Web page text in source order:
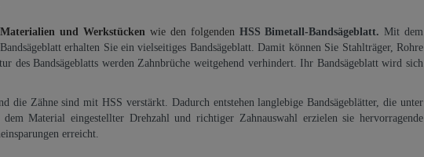
und Werkstücken wie den folgenden HSS Bimetall-Bandsägeblatt. Mit dem
erhalten Sie ein vielseitiges Bandsägeblatt. Damit können Sie Stahlträger, Rohre
des Bandsägeblatts werden Zahnbrüche weitgehend verhindert. Ihr Bandsägeblatt wird sich
die Zähne sind mit HSS verstärkt. Dadurch entstehen langlebige Bandsägeblätter, die unter
Material eingestellter Drehzahl und richtiger Zahnauswahl erzielen sie hervorragende
erreicht.